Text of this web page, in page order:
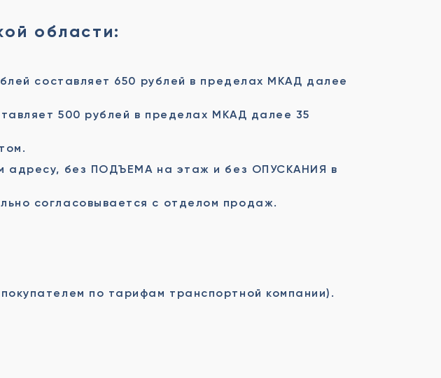
области:
составляет 650 рублей в пределах МКАД далее
500 рублей в пределах МКАД далее 35
адресу, без ПОДЪЕМА на этаж и без ОПУСКАНИЯ в
согласовывается с отделом продаж.
по тарифам транспортной компании).